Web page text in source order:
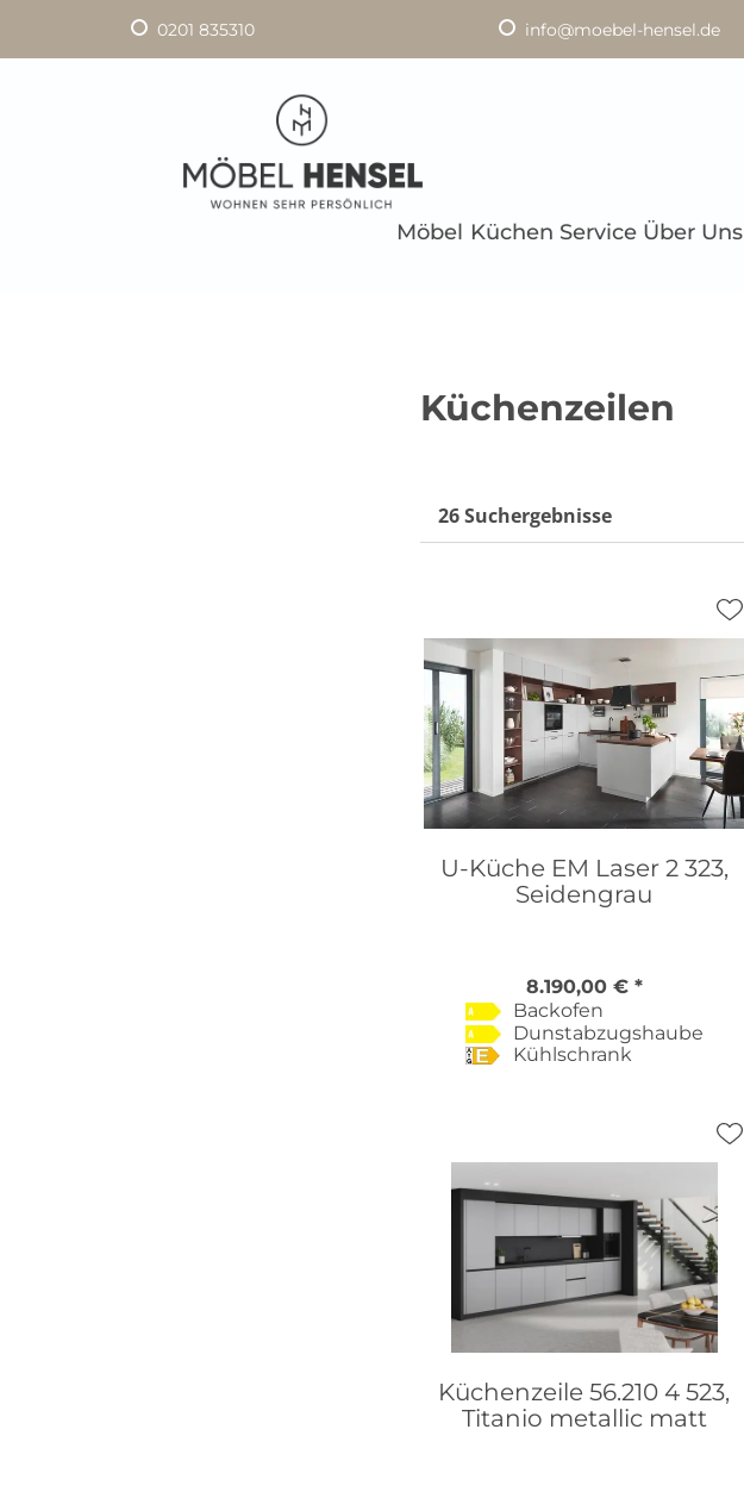
0201 835310 info@moebel-hensel.de
Möbel Küchen Service Über Uns
Küchenzeilen
26 Suchergebnisse
U-Küche EM Laser 2 323,
Seidengrau
8.190,00 € *
Backofen
Dunstabzugshaube
Kühlschrank
Küchenzeile 56.210 4 523,
Titanio metallic matt